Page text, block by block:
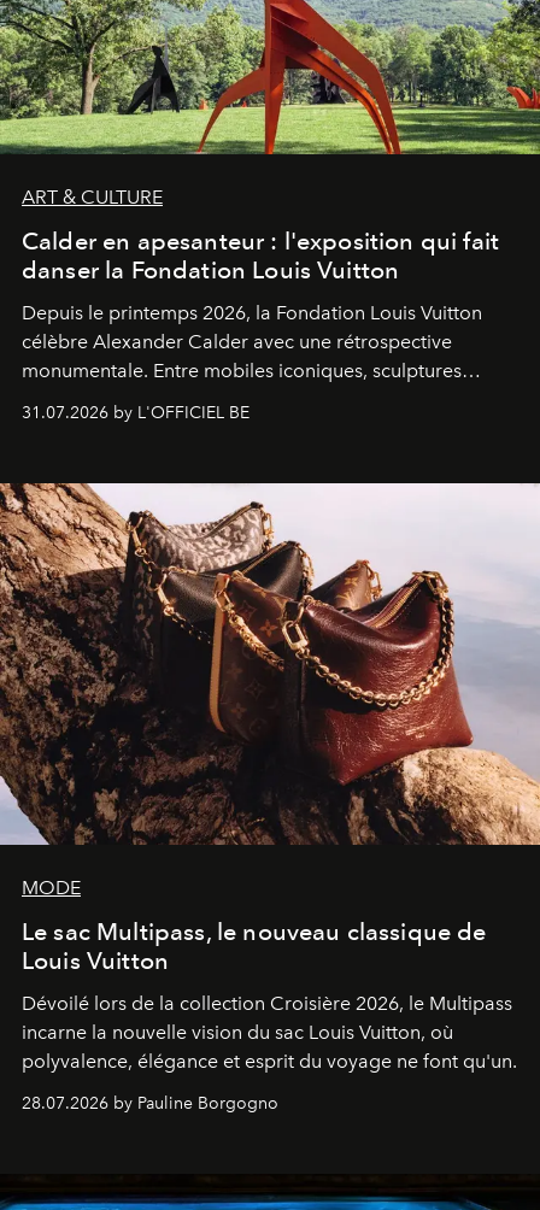
ART & CULTURE
Calder en apesanteur : l'exposition qui fait
danser la Fondation Louis Vuitton
Depuis le printemps 2026, la Fondation Louis Vuitton
célèbre Alexander Calder avec une rétrospective
monumentale. Entre mobiles iconiques, sculptures
américain investit les espaces imaginés par Frank Gehry
sculpture.
31.07.2026 by L'OFFICIEL BE
MODE
Le sac Multipass, le nouveau classique de
Louis Vuitton
Dévoilé lors de la collection Croisière 2026, le Multipass
incarne la nouvelle vision du sac Louis Vuitton, où
polyvalence, élégance et esprit du voyage ne font qu'un.
28.07.2026 by Pauline Borgogno